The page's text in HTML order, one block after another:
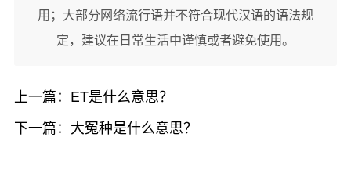
用；大部分网络流行语并不符合现代汉语的语法规
定，建议在日常生活中谨慎或者避免使用。
上一篇： ET是什么意思？
下一篇： 大冤种是什么意思？